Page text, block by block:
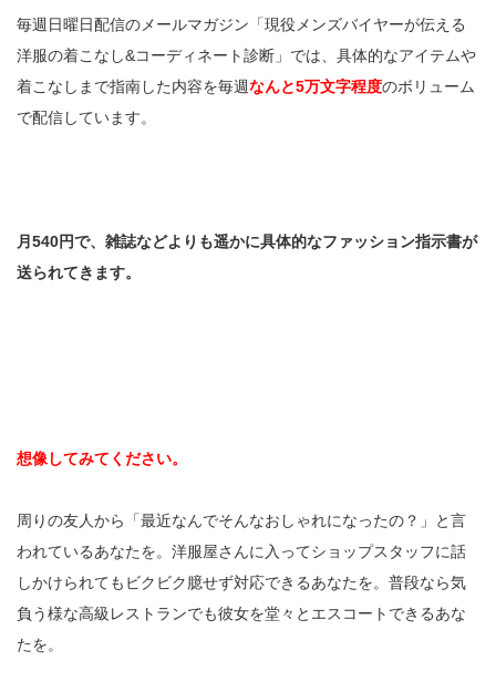
毎週日曜日配信のメールマガジン「現役メンズバイヤーが伝える
洋服の着こなし&コーディネート診断」では、具体的なアイテムや
着こなしまで指南した内容を毎週なんと5万文字程度のボリューム
で配信しています。
月540円で、雑誌などよりも遥かに具体的なファッション指示書が
送られてきます。
想像してみてください。
周りの友人から「最近なんでそんなおしゃれになったの？」と言
われているあなたを。洋服屋さんに入ってショップスタッフに話
しかけられてもビクビク臆せず対応できるあなたを。普段なら気
負う様な高級レストランでも彼女を堂々とエスコートできるあな
たを。